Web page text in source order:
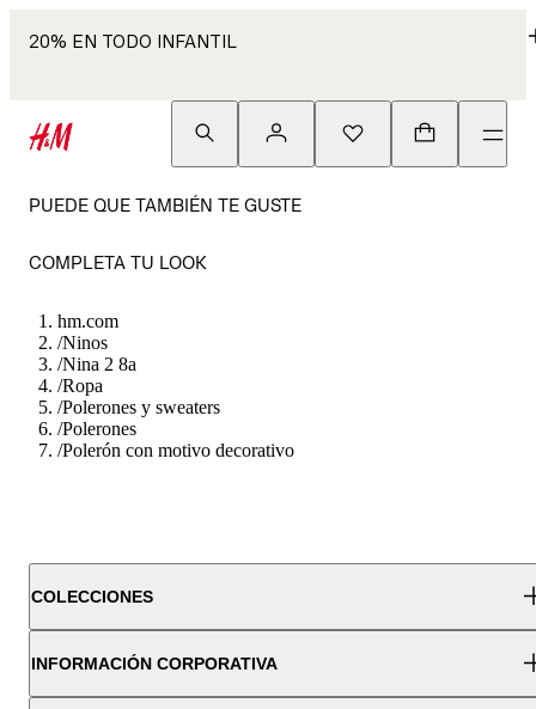
20% EN TODO INFANTIL
PUEDE QUE TAMBIÉN TE GUSTE
COMPLETA TU LOOK
hm.com
/Ninos
/Nina 2 8a
/Ropa
/Polerones y sweaters
/Polerones
/Polerón con motivo decorativo
COLECCIONES
INFORMACIÓN CORPORATIVA